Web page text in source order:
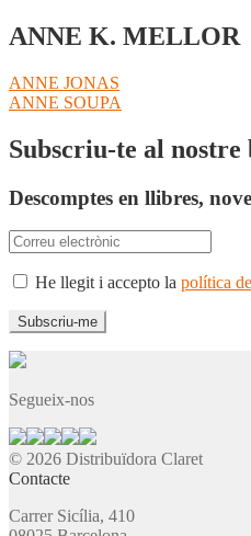
ANNE K. MELLOR
Navegació
d'entrades
Entrada
anterior:
ANNE JONAS
Pròxima
ANNE SOUPA
Subscriu-te al
Descomptes en llibres,
He llegit i accepto la política
Segueix-nos
© 2026 Distribuïdora Claret
Contacte
Carrer Sicília, 410